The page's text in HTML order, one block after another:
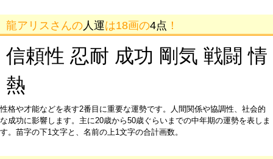
龍アリスさんの 人運は18画の4点 ！
信頼性 忍耐 成功 剛気 戦闘 情
熱
性格や才能などを表す2番目に重要な運勢です。人間関係や協調性、社会的
な成功に影響します。主に20歳から50歳ぐらいまでの中年期の運勢を表しま
す。苗字の下1文字と、名前の上1文字の合計画数。